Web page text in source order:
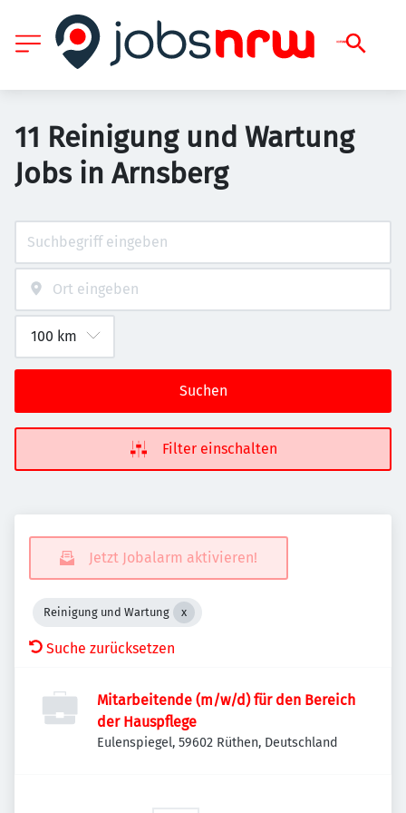
11 Reinigung und Wartung
Jobs in Arnsberg
Suchen
Filter einschalten
Jetzt Jobalarm aktivieren!
Reinigung und Wartung
Suche zurücksetzen
Mitarbeitende (m/w/d) für den Bereich
der Hauspflege
Eulenspiegel, 59602 Rüthen, Deutschland